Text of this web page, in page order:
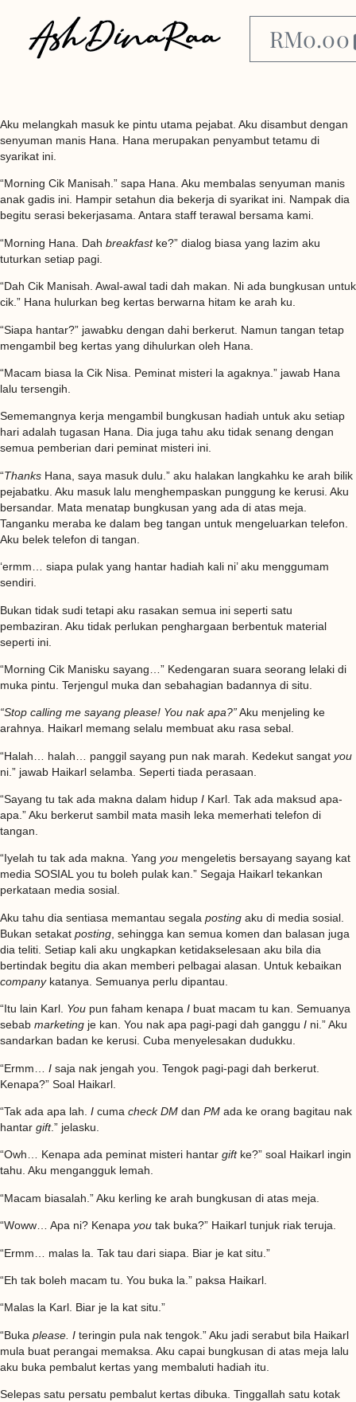
RM0.00
Aku melangkah masuk ke pintu utama pejabat. Aku disambut dengan
senyuman manis Hana. Hana merupakan penyambut tetamu di
syarikat ini.
“Morning Cik Manisah.” sapa Hana. Aku membalas senyuman manis
anak gadis ini. Hampir setahun dia bekerja di syarikat ini. Nampak dia
begitu serasi bekerjasama. Antara staff terawal bersama kami.
“Morning Hana. Dah breakfastke?” dialog biasa yang lazim aku
tuturkan setiap pagi.
“Dah Cik Manisah. Awal-awal tadi dah makan. Ni ada bungkusan untuk
cik.” Hana hulurkan beg kertas berwarna hitam ke arah ku.
“Siapa hantar?” jawabku dengan dahi berkerut. Namun tangan tetap
mengambil beg kertas yang dihulurkan oleh Hana.
“Macam biasa la Cik Nisa. Peminat misteri la agaknya.” jawab Hana
lalu tersengih.
Sememangnya kerja mengambil bungkusan hadiah untuk aku setiap
hari adalah tugasan Hana. Dia juga tahu aku tidak senang dengan
semua pemberian dari peminat misteri ini.
“Thanks Hana, saya masuk dulu.” aku halakan langkahku ke arah bilik
pejabatku. Aku masuk lalu menghempaskan punggung ke kerusi. Aku
bersandar. Mata menatap bungkusan yang ada di atas meja.
Tanganku meraba ke dalam beg tangan untuk mengeluarkan telefon.
Aku belek telefon di tangan.
‘ermm… siapa pulak yang hantar hadiah kali ni’ aku menggumam
sendiri.
Bukan tidak sudi tetapi aku rasakan semua ini seperti satu
pembaziran. Aku tidak perlukan penghargaan berbentuk material
seperti ini.
“Morning Cik Manisku sayang…” Kedengaran suara seorang lelaki di
muka pintu. Terjengul muka dan sebahagian badannya di situ.
“Stop calling me sayang please! You nak apa?”Aku menjeling ke
arahnya. Haikarl memang selalu membuat aku rasa sebal.
“Halah… halah… panggil sayang pun nak marah. Kedekut sangat you
ni.” jawab Haikarl selamba. Seperti tiada perasaan.
“Sayang tu tak ada makna dalam hidup I Karl. Tak ada maksud apa-
apa.” Aku berkerut sambil mata masih leka memerhati telefon di
tangan.
“Iyelah tu tak ada makna. Yang you mengeletis bersayang sayang kat
media SOSIAL you tu boleh pulak kan.” Segaja Haikarl tekankan
perkataan media sosial.
Aku tahu dia sentiasa memantau segala posting aku di media sosial.
Bukan setakat posting , sehingga kan semua komen dan balasan juga
dia teliti. Setiap kali aku ungkapkan ketidakselesaan aku bila dia
bertindak begitu dia akan memberi pelbagai alasan. Untuk kebaikan
companykatanya. Semuanya perlu dipantau.
“Itu lain Karl. You pun faham kenapa I buat macam tu kan. Semuanya
sebab marketing je kan. You nak apa pagi-pagi dah ganggu I ni.” Aku
sandarkan badan ke kerusi. Cuba menyelesakan dudukku.
“Ermm… I saja nak jengah you. Tengok pagi-pagi dah berkerut.
Kenapa?” Soal Haikarl.
“Tak ada apa lah. I cuma check DM dan PM ada ke orang bagitau nak
hantar gift.” jelasku.
“Owh… Kenapa ada peminat misteri hantar giftke?” soal Haikarl ingin
tahu. Aku mengangguk lemah.
“Macam biasalah.” Aku kerling ke arah bungkusan di atas meja.
“Woww… Apa ni? Kenapa you tak buka?” Haikarl tunjuk riak teruja.
“Ermm… malas la. Tak tau dari siapa. Biar je kat situ.”
“Eh tak boleh macam tu. You buka la.” paksa Haikarl.
“Malas la Karl. Biar je la kat situ.”
“Buka please. I teringin pula nak tengok.” Aku jadi serabut bila Haikarl
mula buat perangai memaksa. Aku capai bungkusan di atas meja lalu
aku buka pembalut kertas yang membaluti hadiah itu.
Selepas satu persatu pembalut kertas dibuka. Tinggallah satu kotak